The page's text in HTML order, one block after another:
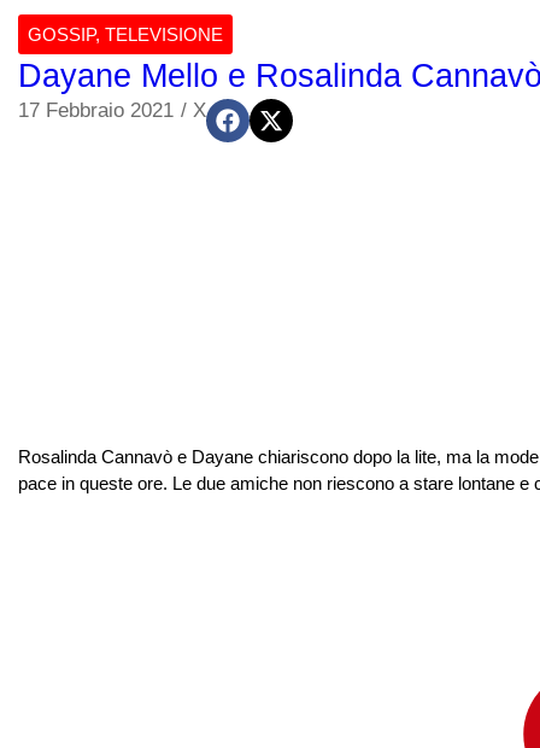
GOSSIP, TELEVISIONE
Dayane Mello e Rosalinda
17 Febbraio 2021 / X
Rosalinda Cannavò e Dayane chiariscono dopo la lite, ma la
pace in queste ore. Le due amiche non riescono a stare lontane